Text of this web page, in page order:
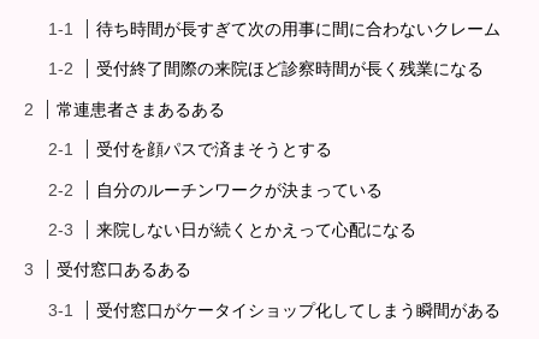
待ち時間が長すぎて次の用事に間に合わないクレーム
受付終了間際の来院ほど診察時間が長く残業になる
常連患者さまあるある
受付を顔パスで済まそうとする
自分のルーチンワークが決まっている
来院しない日が続くとかえって心配になる
受付窓口あるある
受付窓口がケータイショップ化してしまう瞬間がある